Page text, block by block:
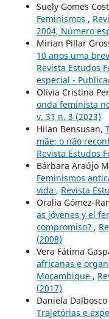
Suely Gomes
Feminismos ,
2004, Número
Mirian Pillar
10 anos uma
Revista Estudos
especial -
Olívia Cristina
onda feminista
v. 31 n. 3 (2023)
Hilan Bensusan,
mãe: o não
Revista Estudos
Bárbara Araújo
Feminismos
vida , Revista
Oralia Gómez-
as jóvenes y el
compromiso? ,
(2008)
Vera Fátima
africanas e
Moçambique ,
(2017)
Daniela
Trajetórias e